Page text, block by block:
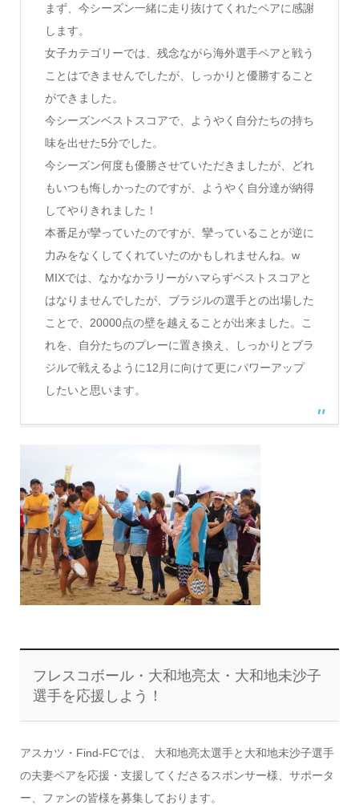
まず、今シーズン一緒に走り抜けてくれたペアに感謝
します。
女子カテゴリーでは、 残念ながら海外選手ペアと戦う
ことはできませんでしたが、
しっかりと優勝すること
ができました。
今シーズンベストスコアで、
ようやく自分たちの持ち
味を出せた5分でした。
今シーズン何度も優勝させていただきましたが、
どれ
もいつも悔しかったのですが、
ようやく自分達が納得
してやりきれました！
本番足が攣っていたのですが、 攣っていることが逆に
力みをなくしてくれていたのかもしれませんね。w
MIXでは、 なかなかラリーがハマらずベストスコアと
はなりませんでしたが、 ブラジルの選手との出場した
ことで、 20000点の壁を越えることが出来ました。こ
れを、
自分たちのプレーに置き換え、
しっかりとブラ
ジルで戦えるように12月に向けて更にパワーアップ
したいと思います。
フレスコボール・大和地亮太・大和地未沙子
選手を応援しよう！
アスカツ・Find-FCでは、 大和地亮太選手と大和地未沙子選手
の夫妻ペアを応援・支援してくださるスポンサー様、サポータ
ー、ファンの皆様を募集しております。